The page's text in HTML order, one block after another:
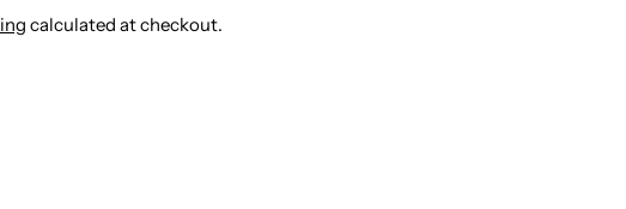
calculated at checkout.